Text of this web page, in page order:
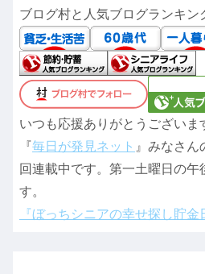
ブログ村と人気ブログランキン
いつも応援ありがとうございま
『毎日が発見ネット 』みなさん
回連載中です。第一土曜日の午
す。
『ぼっちシニアの幸せ探し貯金